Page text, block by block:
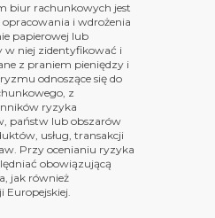
biur rachunkowych jest
i wdrożenia
papierowej lub
w niej zidentyfikować i
z praniem pieniędzy i
odnoszące się do
z
ryzyka
państw lub obszarów
usług, transakcji
Przy ocenianiu ryzyka
obowiązującą
jak również
Europejskiej.